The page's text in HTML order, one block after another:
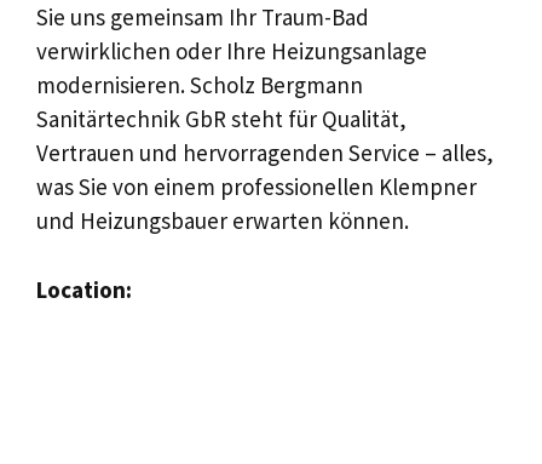
Sie uns gemeinsam Ihr Traum-Bad
verwirklichen oder Ihre Heizungsanlage
modernisieren. Scholz Bergmann
Sanitärtechnik GbR steht für Qualität,
Vertrauen und hervorragenden Service – alles,
was Sie von einem professionellen Klempner
und Heizungsbauer erwarten können.
Location: